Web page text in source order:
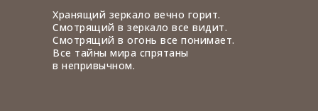
Хранящий зеркало вечно горит.
Смотрящий в зеркало все видит.
Смотрящий в огонь все понимает.
Все тайны мира спрятаны
в непривычном.